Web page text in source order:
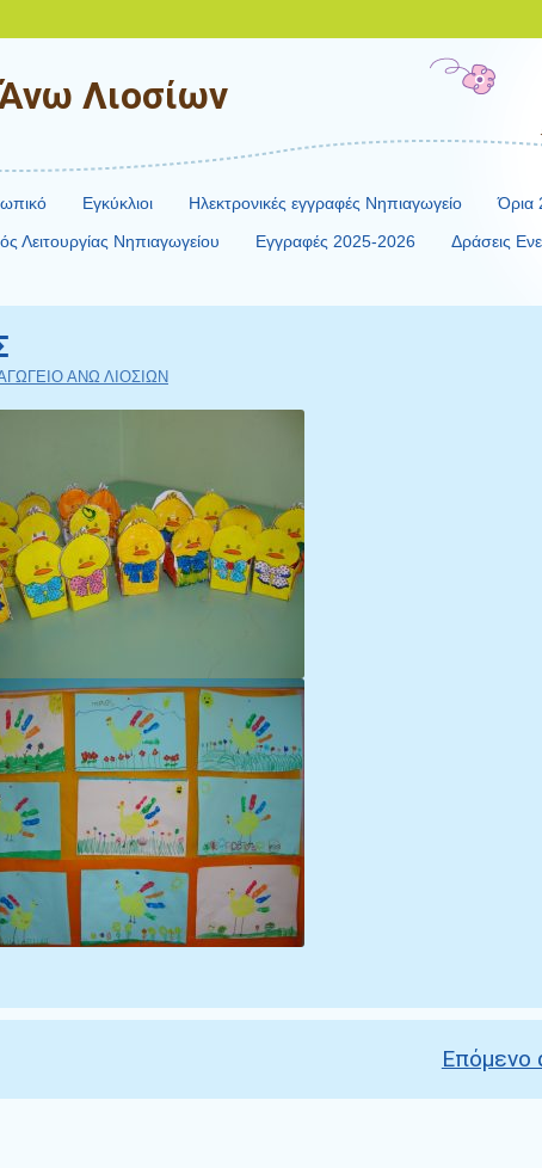
Λιοσίων
Εγκύκλιοι Ηλεκτρονικές εγγραφές Νηπιαγωγείο
Όρια
Λειτουργίας Νηπιαγωγείου Εγγραφές 2025-2026 Δράσεις
ΑΝΩ ΛΙΟΣΙΩΝ
Επόμενο